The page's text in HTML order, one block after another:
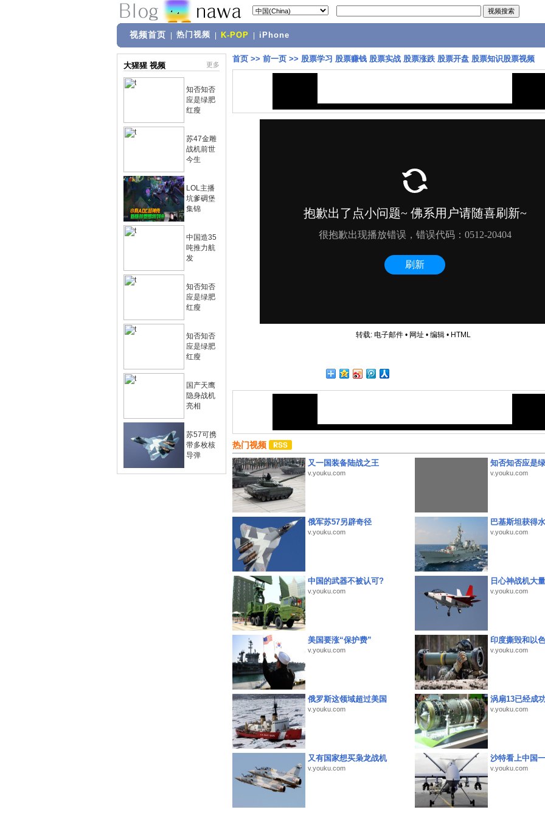
视频首页 热门视频 K-POP iPhone
大猩猩 视频 更多
知否知否
应是绿肥
红瘦
苏47金雕
战机前世
今生
LOL主播
坑爹碉堡
集锦
中国造35
吨推力航
发
知否知否
应是绿肥
红瘦
知否知否
应是绿肥
红瘦
国产天鹰
隐身战机
亮相
苏57可携
带多枚核
导弹
首页 >> 前一页 >> 股票学习 股票赚钱 股票实战 股票涨跌 股票开盘 股票知识股票视频
转载: 电子邮件• 网址 • 编辑• HTML
热门视频
又一国装备陆战之王
v.youku.com
知否知否应是
v.youku.com
俄军苏57另辟奇径
v.youku.com
巴基斯坦获得
v.youku.com
中国的武器不被认可?
v.youku.com
日心神战机大
v.youku.com
美国要涨“保护费”
v.youku.com
印度撕毁和以
v.youku.com
俄罗斯这领域超过美国
v.youku.com
涡扇13已经成
v.youku.com
又有国家想买枭龙战机
v.youku.com
沙特看上中国
v.youku.com